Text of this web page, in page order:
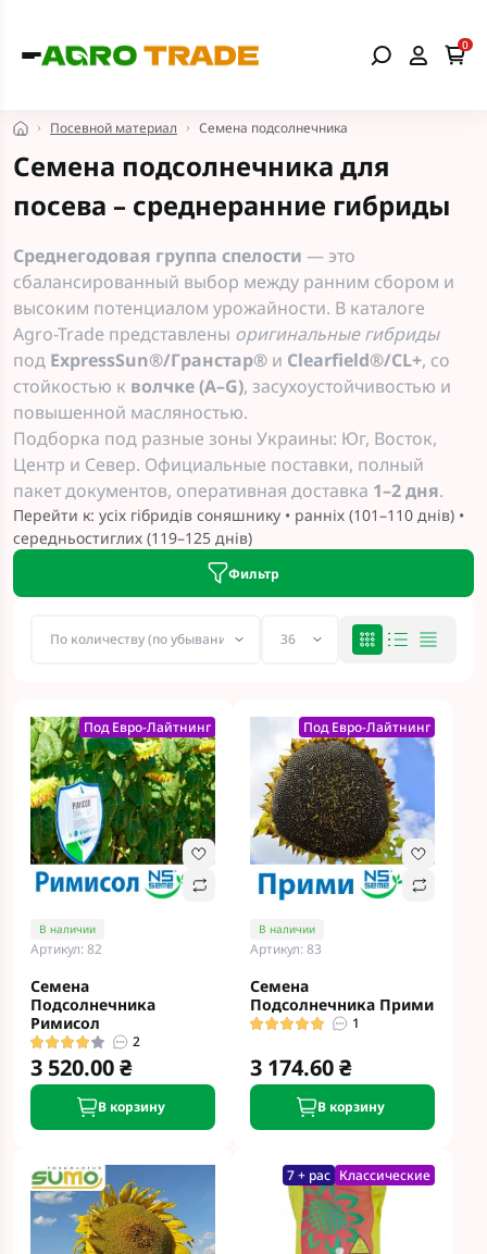
0
Посевной материал Семена подсолнечника
Семена подсолнечника для
посева – среднеранние гибриды
Среднегодовая группа спелости — это
сбалансированный выбор между ранним сбором и
высоким потенциалом урожайности. В каталоге
Agro-Trade представлены оригинальные гибриды
под ExpressSun®/Гранстар® и Clearfield®/CL+, со
стойкостью к волчке (A–G), засухоустойчивостью и
повышенной масляностью.
Подборка под разные зоны Украины: Юг, Восток,
Центр и Север. Официальные поставки, полный
пакет документов, оперативная доставка 1–2 дня.
Перейти к: усіх гібридів соняшнику • ранніх (101–110 днів) •
середньостиглих (119–125 днів)
Фильтр
Под Евро-Лайтнинг
В наличии
Артикул: 82
Семена
Подсолнечника
Римисол
2
3 520.00 ₴
В корзину
Под Евро-Лайтнинг
В наличии
Артикул: 83
Семена
Подсолнечника Прими
1
3 174.60 ₴
В корзину
7 + рас Классические